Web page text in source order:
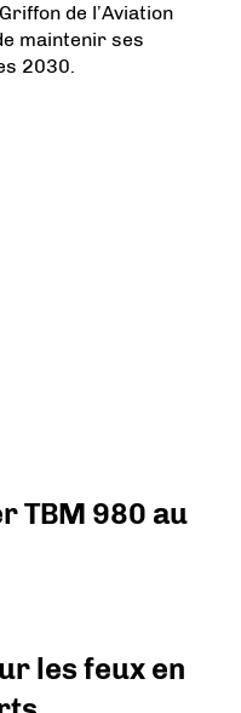
de l’Aviation
maintenir ses
2030.
TBM 980 au
les feux en